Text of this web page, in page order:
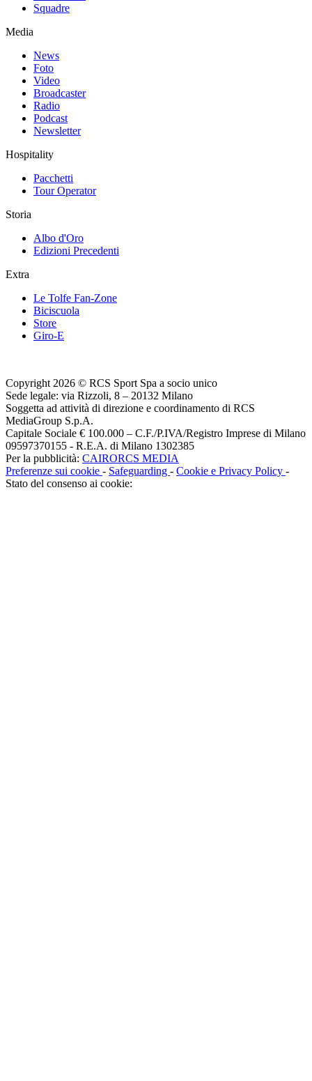
Squadre
Media
News
Foto
Video
Broadcaster
Radio
Podcast
Newsletter
Hospitality
Pacchetti
Tour Operator
Storia
Albo d'Oro
Edizioni Precedenti
Extra
Le Tolfe Fan-Zone
Biciscuola
Store
Giro-E
Copyright 2026 © RCS Sport Spa a socio unico
Sede legale: via Rizzoli, 8 – 20132 Milano
Soggetta ad attività di direzione e coordinamento di RCS
MediaGroup S.p.A.
Capitale Sociale € 100.000 – C.F./P.IVA/Registro Imprese di Milano
09597370155 - R.E.A. di Milano 1302385
Per la pubblicità: CAIRORCS MEDIA
Preferenze sui cookie - Safeguarding - Cookie e Privacy Policy -
Stato del consenso ai cookie: